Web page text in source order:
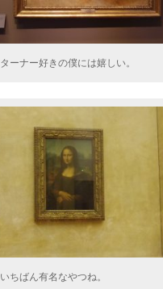
ターナー好きの僕には嬉しい。
いちばん有名なやつね。